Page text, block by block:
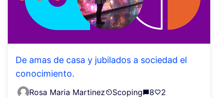
De amas de casa y jubilados a sociedad el
conocimiento.
Rosa Maria Martinez Scoping 8 2